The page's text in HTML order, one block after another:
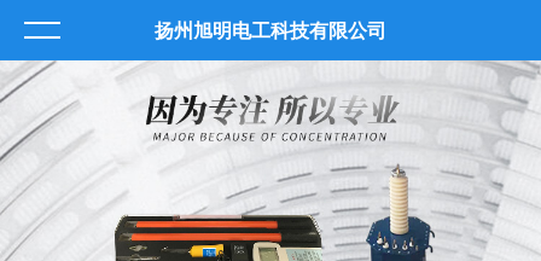
扬州旭明电工科技有限公司